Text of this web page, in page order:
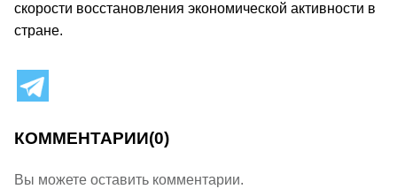
скорости восстановления экономической активности в
стране.
КОММЕНТАРИИ(0)
Вы можете оставить комментарии.